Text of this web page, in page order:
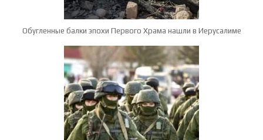
Обугленные балки эпохи Первого Храма нашли в Иерусалиме